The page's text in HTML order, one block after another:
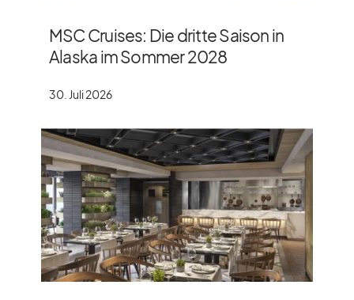
MSC Cruises: Die dritte Saison in
Alaska im Sommer 2028
30. Juli 2026